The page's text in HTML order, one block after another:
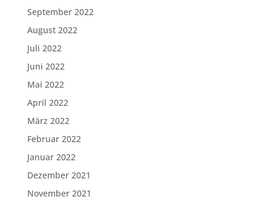
September 2022
August 2022
Juli 2022
Juni 2022
Mai 2022
April 2022
März 2022
Februar 2022
Januar 2022
Dezember 2021
November 2021